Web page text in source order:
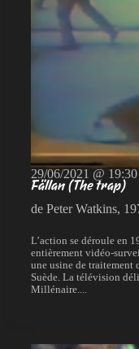
29/06/2021 @ 19:30
Fällan (The trap)
de Peter Watkins,
L’action se déroule en
entièrement vidéo-
une usine de traitement
Suède. La télévision
Millénaire....